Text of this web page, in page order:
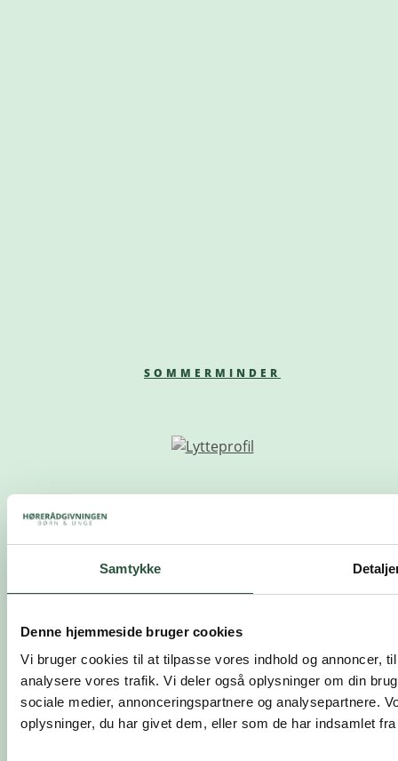
Samtykke
Denne hjemmeside bruger cookies
Vi bruger cookies til at tilpasse vores indhold og annoncer,
analysere vores trafik. Vi deler også oplysninger om din
sociale medier, annonceringspartnere og analysepartnere.
oplysninger, du har givet dem, eller som de har indsamlet
SOMMERMINDER